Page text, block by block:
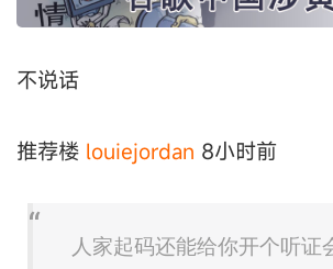
不说话
推荐楼 louiejordan 8小时前
人家起码还能给你开个听证